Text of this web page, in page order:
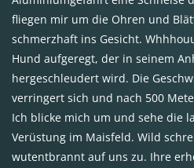
fliegen mir um die Ohren und
schmerzhaft ins Gesicht.
Hund aufgeregt, der in seinem
hergeschleudert wird. Die
verringert sich und nach 500
Ich blicke mich um und sehe die
Verüstung im Maisfeld. Wild
wutentbrannt auf uns zu. Ihre